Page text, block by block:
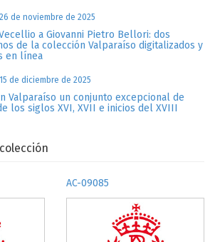
de noviembre de 2025
a Giovanni Pietro Bellori: dos
de la colección Valparaíso digitalizados y
en línea
de diciembre de 2025
Valparaíso un conjunto excepcional de
los siglos XVI, XVII e inicios del XVIII
AC-09085